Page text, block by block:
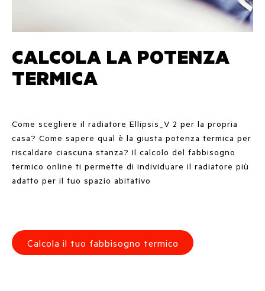
CALCOLA LA POTENZA
TERMICA
Come scegliere il radiatore Ellipsis_V 2 per la propria
casa? Come sapere qual è la giusta potenza termica per
riscaldare ciascuna stanza? Il calcolo del fabbisogno
termico online ti permette di individuare il radiatore più
adatto per il tuo spazio abitativo
Calcola il tuo fabbisogno termico